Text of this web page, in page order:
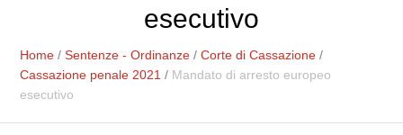
esecutivo
Home /Sentenze - Ordinanze /Corte di Cassazione /
Cassazione penale 2021 / Mandato di arresto europeo
esecutivo